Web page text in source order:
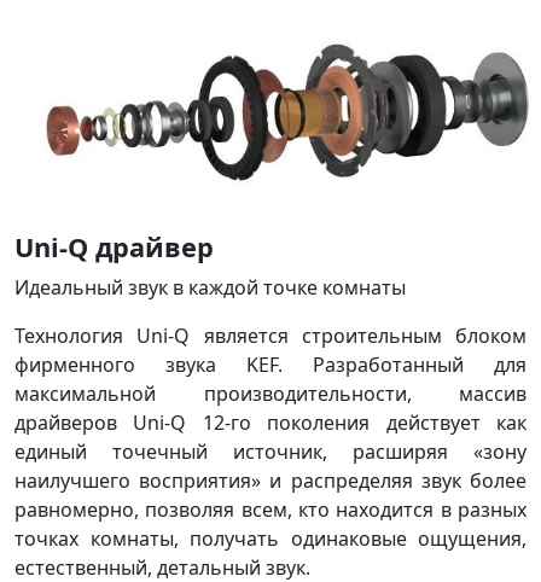
Uni-Q драйвер
Идеальный звук в каждой точке комнаты
Технология Uni-Q является строительным блоком
фирменного звука KEF. Разработанный для
максимальной производительности, массив
драйверов Uni-Q 12-го поколения действует как
единый точечный источник, расширяя «зону
наилучшего восприятия» и распределяя звук более
равномерно, позволяя всем, кто находится в разных
точках комнаты, получать одинаковые ощущения,
естественный, детальный звук.